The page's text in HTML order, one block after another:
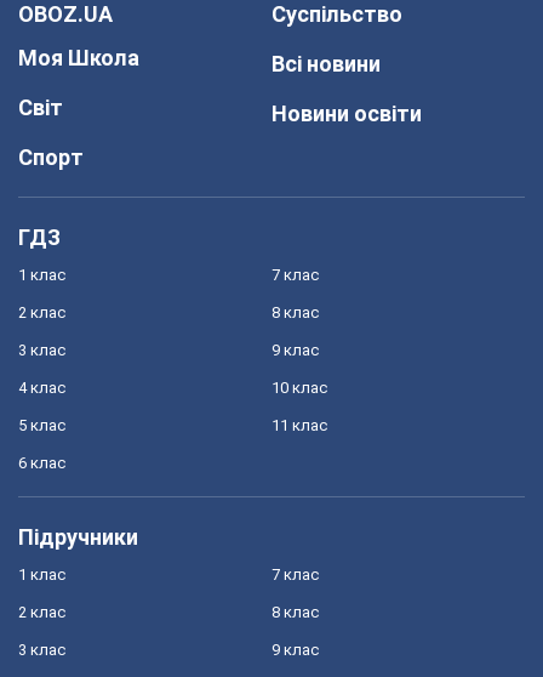
OBOZ.UA
Моя Школа
Світ
Спорт
Суспільство
Всі новини
Новини освіти
ГДЗ
1 клас
2 клас
3 клас
4 клас
5 клас
6 клас
7 клас
8 клас
9 клас
10 клас
11 клас
Підручники
1 клас
2 клас
3 клас
7 клас
8 клас
9 клас